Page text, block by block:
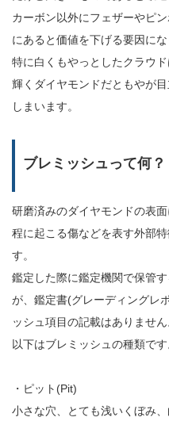
カーボン以外にフェザーやピ
にあると価値を下げる要因にな
特に白くもやっとしたクラウ
輝くダイヤモンドだともやが
しまいます。
ブレミッシュって何？
研磨済みのダイヤモンドの表
程に起こる傷などを表す外部
す。
鑑定した際に鑑定機関で保管
が、鑑定書(グレーディングレ
ッシュ項目の記載はありません
以下はブレミッシュの種類です
・ピット(Pit)
小さな穴、とても浅いくぼみ